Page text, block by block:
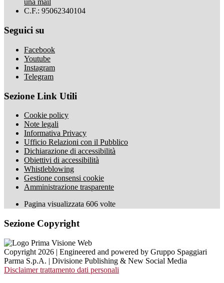
una mail
C.F.: 95062340104
Seguici su
Facebook
Youtube
Instagram
Telegram
Sezione Link Utili
Cookie policy
Note legali
Informativa Privacy
Ufficio Relazioni con il Pubblico
Dichiarazione di accessibilità
Obiettivi di accessibilità
Whistleblowing
Gestione consensi cookie
Amministrazione trasparente
Pagina visualizzata 606 volte
Sezione Copyright
Copyright 2026 | Engineered and powered by Gruppo Spaggiari
Parma S.p.A. | Divisione Publishing & New Social Media
Disclaimer trattamento dati personali